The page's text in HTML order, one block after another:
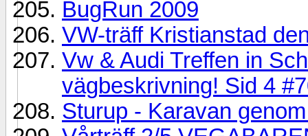
BugRun 2009
VW-träff Kristianstad
Vw & Audi Treffen in
vägbeskrivning! Sid 4
Sturup - Karavan